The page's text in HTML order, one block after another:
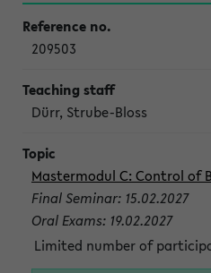
209503
Dürr, Strube-Bloss
Mastermodul C: Control of
Final Seminar: 15.02.2027
Oral Exams: 19.02.2027
Limited number of